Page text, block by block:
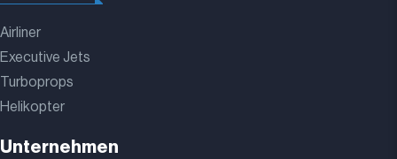
Airliner
Executive Jets
Turboprops
Helikopter
Unternehmen